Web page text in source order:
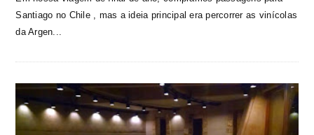
Santiago no Chile , mas a ideia principal era percorrer as vinícolas
da Argen...